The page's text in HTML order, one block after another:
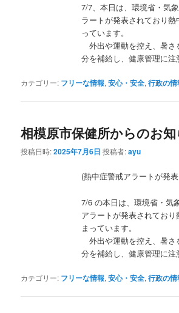
7/7、本日は、環境省・気
ラートが発表されており熱
っています。
外出や運動を控え、暑さ
分を補給し、健康管理に注
カテゴリー: フリーな情報,安心・安全,行政の情
相模原市保健所からのお
投稿日時:2025年7月6日 投稿者:ayu
(熱中症警戒アラートが発
7/6 の本日は、環境省・気
アラートが発表されてお
まっています。
外出や運動を控え、暑さ
分を補給し、健康管理に注
カテゴリー: フリーな情報,安心・安全,行政の情